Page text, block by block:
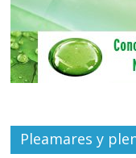
Pleamares y